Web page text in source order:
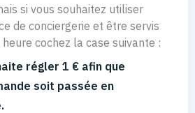
si vous souhaitez utiliser
de conciergerie et être servis
cochez la case suivante :
régler 1 € afin que
soit passée en